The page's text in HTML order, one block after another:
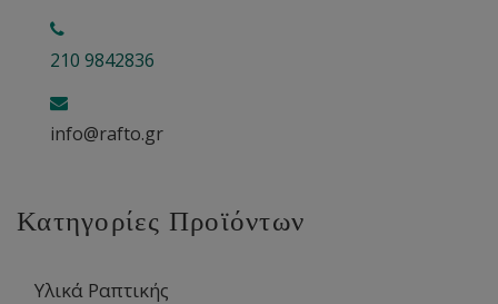
210 9842836
info@rafto.gr
Κατηγορίες Προϊόντων
Υλικά Ραπτικής